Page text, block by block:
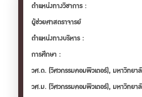
ตำเเหน่งทางวิชาการ :
ผู้ช่วยศาสตราจารย์
ตำเเหน่งทางบริหาร :
การศึกษา :
วศ.ด. (วิศวกรรมคอมพิวเตอร์), มหาวิทยา
วศ.ม. (วิศวกรรมคอมพิวเตอร์), มหาวิทยา